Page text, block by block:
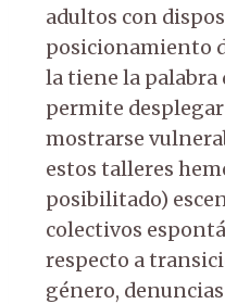
adultos con
posicionamiento
la tiene la palabra
permite
mostrarse
estos talleres
posibilitado)
colectivos
respecto a
género,